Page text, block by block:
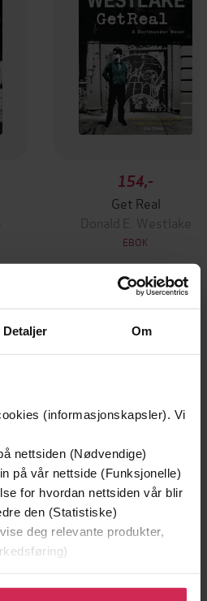
Detaljer Om
(informasjonskapsler). Vi
nettsiden (Nødvendige)
på vår nettside (Funksjonelle)
for hvordan nettsiden vår blir
den (Statistiske)
deg relevante produkter,
å gi oss ditt samtykke til å
154,-
Get Real
Donald E. Westlake
EBOK
kjøpt